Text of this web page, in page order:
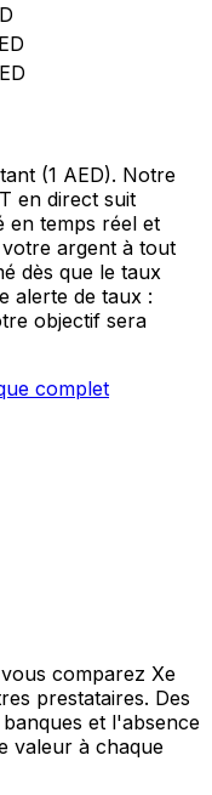
(1 AED). Notre
en direct suit
en temps réel et
argent à tout
dès que le taux
alerte de taux :
objectif sera
complet
comparez Xe
prestataires. Des
et l'absence
valeur à chaque